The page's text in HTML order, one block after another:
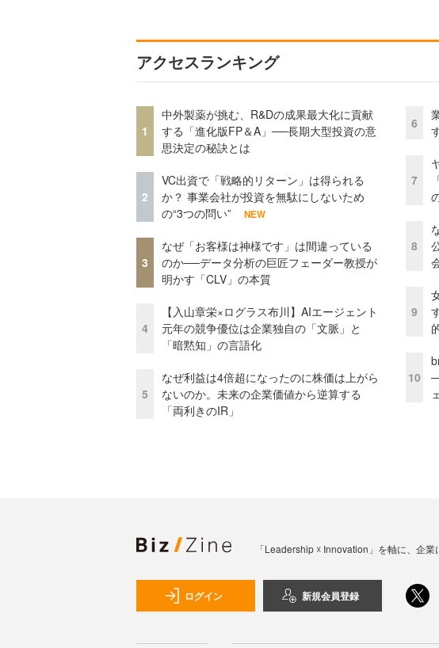
アクセスランキング
1
中外製薬が挑む、R&Dの成果最大化に貢献
する「進化版FP＆A」──長期大型投資の意
思決定の秘訣とは
2
VC出資で「戦略的リターン」は得られる
か？ 事業会社が投資を無駄にしないため
の“3つの問い”
NEW
3
なぜ「お客様は神様です」は間違っている
のか──データ分析の巨匠フェーダー教授が
明かす「CLV」の本質
4
【入山章栄×ログラス布川】AIエージェント
元年の競争優位は企業独自の「文脈」と
「暗黙知」の言語化
5
なぜ利益は4倍超になったのに株価は上がら
ないのか。未来の企業価値から逆算する
「両利きのIR」
6
7
8
9
10
「Leadership ☓ Innovation」を軸に、企
ログイン 新規会員登録